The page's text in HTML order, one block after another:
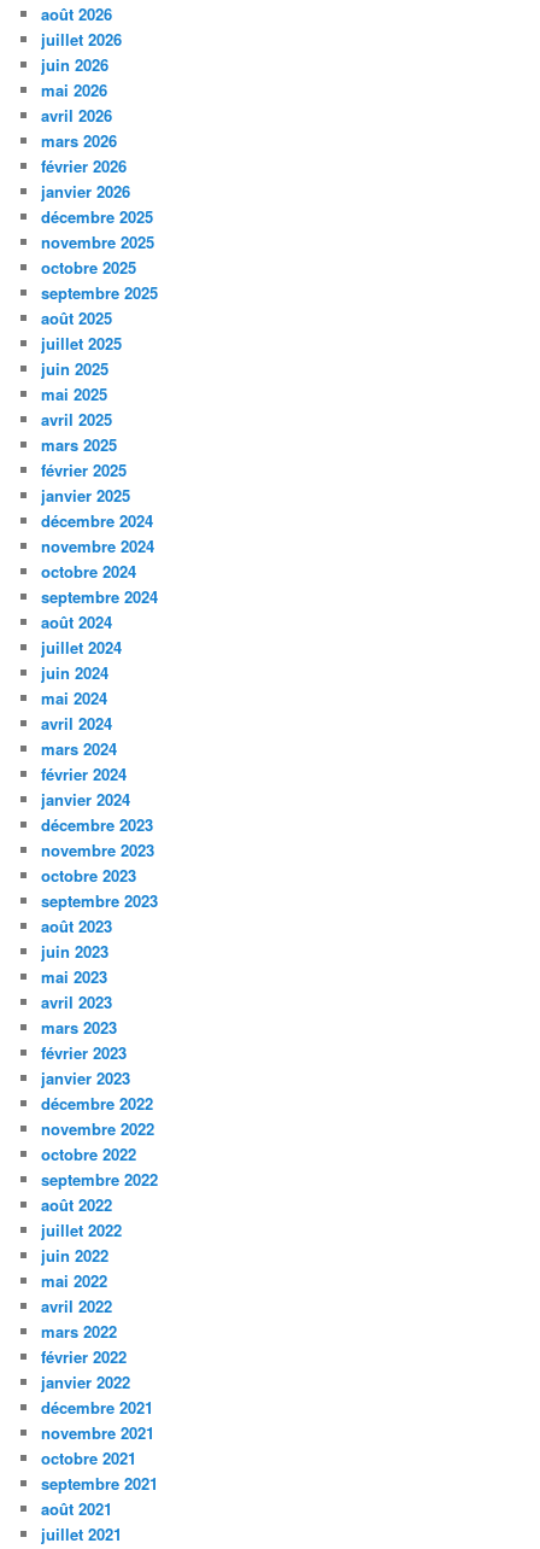
août 2026
juillet 2026
juin 2026
mai 2026
avril 2026
mars 2026
février 2026
janvier 2026
décembre 2025
novembre 2025
octobre 2025
septembre 2025
août 2025
juillet 2025
juin 2025
mai 2025
avril 2025
mars 2025
février 2025
janvier 2025
décembre 2024
novembre 2024
octobre 2024
septembre 2024
août 2024
juillet 2024
juin 2024
mai 2024
avril 2024
mars 2024
février 2024
janvier 2024
décembre 2023
novembre 2023
octobre 2023
septembre 2023
août 2023
juin 2023
mai 2023
avril 2023
mars 2023
février 2023
janvier 2023
décembre 2022
novembre 2022
octobre 2022
septembre 2022
août 2022
juillet 2022
juin 2022
mai 2022
avril 2022
mars 2022
février 2022
janvier 2022
décembre 2021
novembre 2021
octobre 2021
septembre 2021
août 2021
juillet 2021